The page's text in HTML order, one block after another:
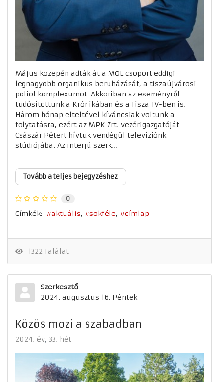
Május közepén adták át a MOL csoport eddigi
legnagyobb organikus beruházását, a tiszaújvárosi
poliol komplexumot. Akkoriban az eseményről
tudósítottunk a Krónikában és a Tisza TV-ben is.
Három hónap elteltével kíváncsiak voltunk a
folytatásra, ezért az MPK Zrt. vezérigazgatóját
Császár Pétert hívtuk vendégül televíziónk
stúdiójába. Az interjú szerk...
Tovább a teljes bejegyzéshez
0
Címkék: aktuális sokféle címlap
1322 Találat
Szerkesztő
2024. augusztus 16. Péntek
Közös mozi a szabadban
2024. év 33. hét